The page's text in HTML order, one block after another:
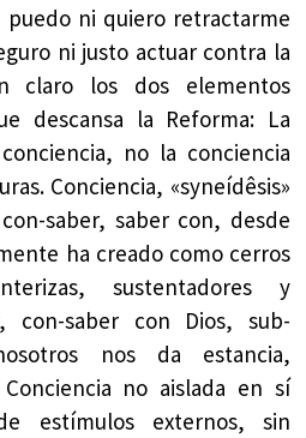
puedo ni quiero retractarme
ni justo actuar contra la
claro los dos elementos
descansa la Reforma: La
no la conciencia
Conciencia, «syneídêsis»
saber, saber con, desde
ha creado como cerros
sustentadores y
con-saber con Dios, sub-
nos da estancia,
no aislada en sí
estímulos externos, sin